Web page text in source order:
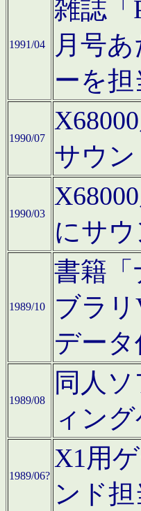
1991/04
雑誌「
月号
ーを
1990/07
サウ
1990/03
にサ
1989/10
書籍
ブラ
データ
1989/08
同人
ィン
1989/06?
X1用
ンド